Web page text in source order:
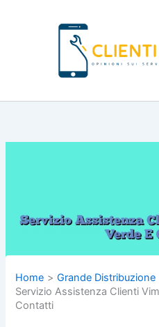
Home
Grande Distribuzione
Servizio Assistenza Clienti
Contatti